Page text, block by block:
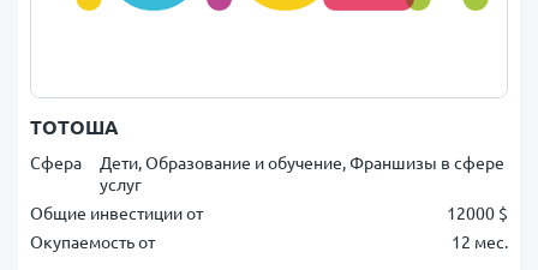
ТОТОША
Сфера
Дети, Образование и обучение, Франшизы в сфере
услуг
Общие инвестиции от
12000 $
Окупаемость от
12 мес.